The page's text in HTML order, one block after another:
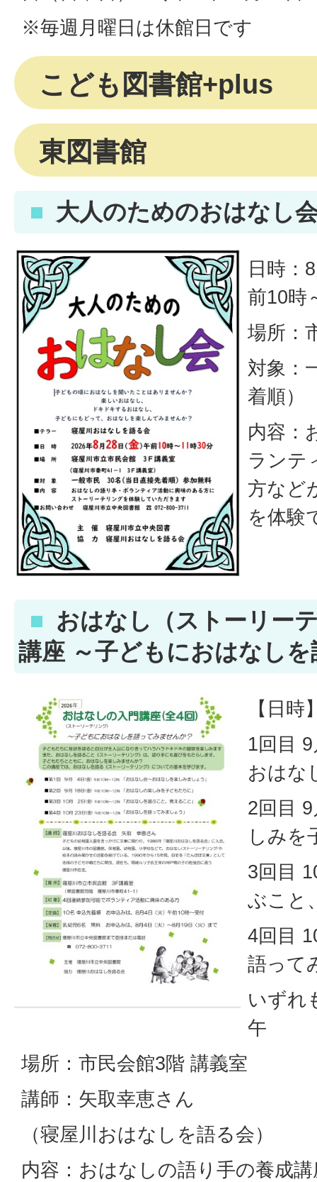
※毎週月曜日は休館日です
こども図書館+plus
東図書館
大人のためのおはなし
日時：
前10時
場所：
対象：
着順）
内容：
ランテ
方など
を体験
おはなし（ストーリー
講座 ～子どもにおはなし
【日時
1回目
おはな
2回目
しみを
3回目
ぶこと
4回目
語って
いずれ
午
場所：市民会館3階 講義室
講師：矢取幸恵さん
（寝屋川おはなしを語る会）
内容：おはなしの語り手の養成講